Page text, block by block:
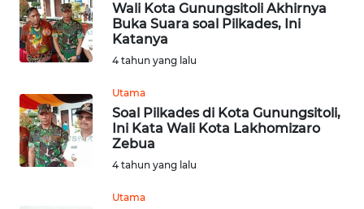
Wali Kota Gunungsitoli Akhirnya
Buka Suara soal Pilkades, Ini
Katanya
4 tahun yang lalu
Utama
Soal Pilkades di Kota Gunungsitoli,
Ini Kata Wali Kota Lakhomizaro
Zebua
4 tahun yang lalu
Utama
WN
SAMOSIR
PADANG
LAWAS
WN
SUMEDANG